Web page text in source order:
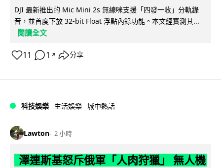
DJI 最新推出的 Mic Mini 2s 無線咪支援「四發一收」分軌錄
音，並首度下放 32-bit Float 浮點內錄功能。本文經實測其...
閱讀全文
11 1 ↗ 分享
科技娛樂 生活娛樂 城中熱話
Lawton 2 小時
澤連斯基怒斥俄軍「人肉狩獵」 無人機